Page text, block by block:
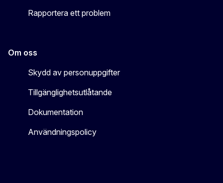
Rapportera ett problem
Om oss
Skydd av personuppgifter
Tillgänglighetsutlåtande
Dokumentation
Användningspolicy